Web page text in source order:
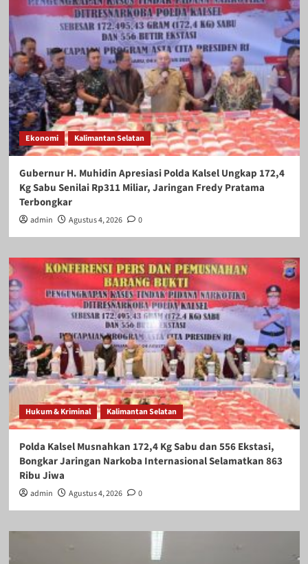
Ekonomi Kalimantan Selatan
Gubernur H. Muhidin Apresiasi Polda Kalsel Ungkap 172,4
Kg Sabu Senilai Rp311 Miliar, Jaringan Fredy Pratama
Terbongkar
admin Agustus 4, 2026 0
Hukum & Kriminal Kalimantan Selatan
Polda Kalsel Musnahkan 172,4 Kg Sabu dan 556 Ekstasi,
Bongkar Jaringan Narkoba Internasional Selamatkan 863
Ribu Jiwa
admin Agustus 4, 2026 0